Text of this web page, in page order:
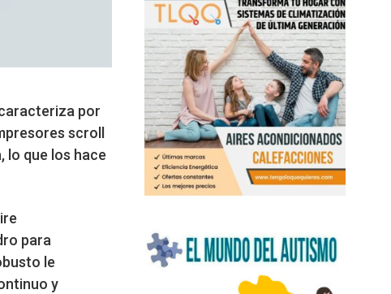
por
scroll
lo que los hace
para
le
y